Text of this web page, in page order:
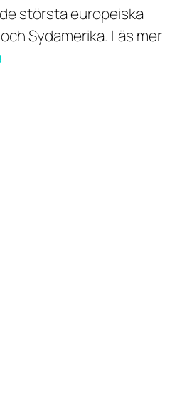
största europeiska
Sydamerika. Läs mer